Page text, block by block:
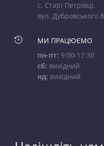
с. Старі Петрівці,
вул. Дубровського

МИ ПРАЦЮЄМО
пн-пт: 9:00-17:30
сб: вихідний
нд: вихідний